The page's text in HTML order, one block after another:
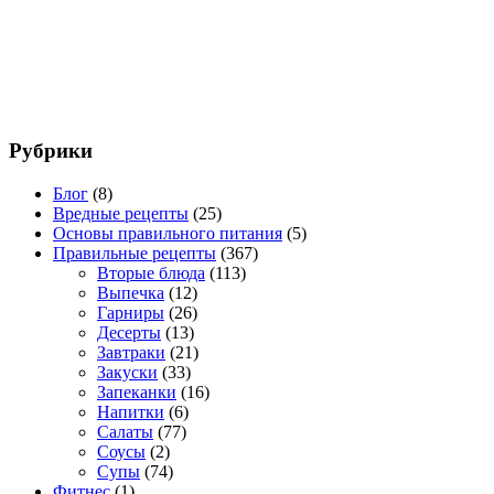
Рубрики
Блог (8)
Вредные рецепты (25)
Основы правильного питания (5)
Правильные рецепты (367)
Вторые блюда (113)
Выпечка (12)
Гарниры (26)
Десерты (13)
Завтраки (21)
Закуски (33)
Запеканки (16)
Напитки (6)
Салаты (77)
Соусы (2)
Супы (74)